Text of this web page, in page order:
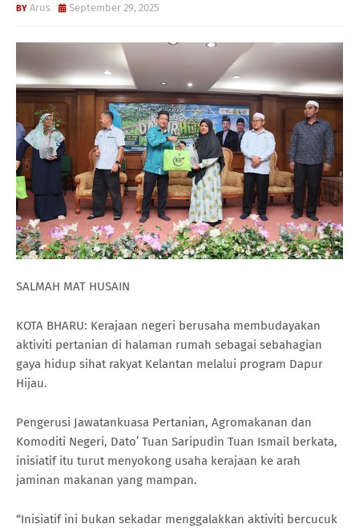
Arus September 29, 2025
SALMAH MAT HUSAIN
KOTA BHARU: Kerajaan negeri berusaha membudayakan
aktiviti pertanian di halaman rumah sebagai sebahagian
gaya hidup sihat rakyat Kelantan melalui program Dapur
Hijau.
Pengerusi Jawatankuasa Pertanian, Agromakanan dan
Komoditi Negeri, Dato’ Tuan Saripudin Tuan Ismail berkata,
inisiatif itu turut menyokong usaha kerajaan ke arah
jaminan makanan yang mampan.
“Inisiatif ini bukan sekadar menggalakkan aktiviti bercucuk